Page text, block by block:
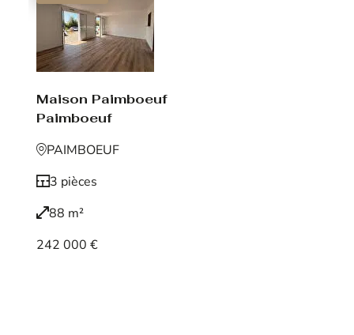
Maison Paimboeuf
Paimboeuf
PAIMBOEUF
3 pièces
88 m²
242 000 €